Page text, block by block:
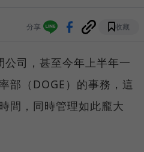
分享 收藏
司，甚至今年上半年一
部（DOGE）的事務，這
間，同時管理如此龐大